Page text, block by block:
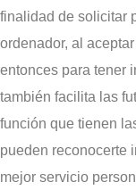
finalidad de solicitar
ordenador, al
entonces para tener
también facilita las
función que tienen
pueden reconocerte
mejor servicio